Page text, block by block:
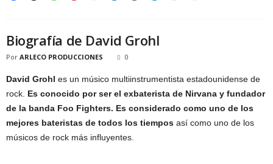
Biografía de David Grohl
Por ARLECO PRODUCCIONES 0
David Grohl es un músico multiinstrumentista estadounidense de
rock. Es conocido por ser el exbaterista de Nirvana y fundador
de la banda Foo Fighters. Es considerado como uno de los
mejores bateristas de todos los tiempos así como uno de los
músicos de rock más influyentes.